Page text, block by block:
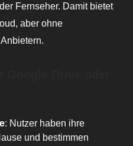
Fernseher. Damit bietet
aber ohne
: Nutzer haben ihre
und bestimmen